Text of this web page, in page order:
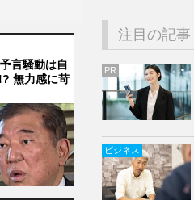
言騒動は自
無力感に苛
注目の記事
PR
ビジネス